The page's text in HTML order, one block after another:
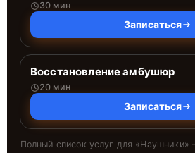
30 мин
Записаться
Восстановление амбушюр
20 мин
Записаться
Полный список услуг для «Наушники»